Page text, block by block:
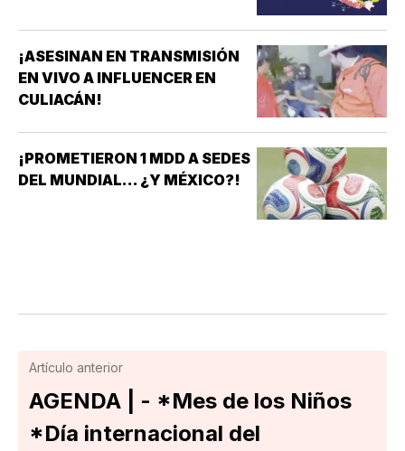
¡ASESINAN EN TRANSMISIÓN
EN VIVO A INFLUENCER EN
CULIACÁN!
¡PROMETIERON 1 MDD A SEDES
DEL MUNDIAL... ¿Y MÉXICO?!
Artículo anterior
AGENDA | - *Mes de los Niños
*Día internacional del